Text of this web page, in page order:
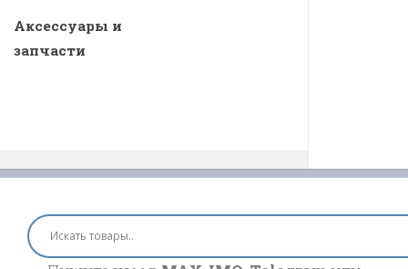
Аксессуары и
запчасти